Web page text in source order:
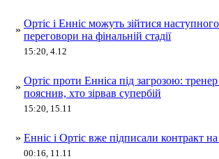
»
Ортіс і Енніс можуть зійтися
переговори на фінальній стадії
15:20, 4.12
»
Ортіс проти Енніса під загрозою:
пояснив, хто зірвав супербій
15:20, 15.11
» Енніс і Ортіс вже підписали контракт
00:16, 11.11